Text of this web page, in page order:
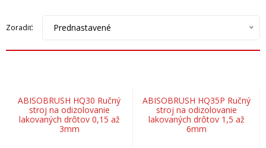
Zoradiť: Prednastavené
ABISOBRUSH HQ30 Ručný
stroj na odizolovanie
lakovaných drôtov 0,15 až
3mm
ABISOBRUSH HQ35P Ručný
stroj na odizolovanie
lakovaných drôtov 1,5 až
6mm